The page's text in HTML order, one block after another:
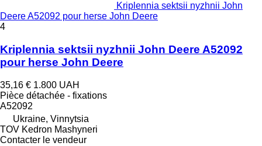
Kriplennia sektsii nyzhnii John
Deere A52092 pour herse John Deere
4
Kriplennia sektsii nyzhnii John Deere A52092
pour herse John Deere
35,16 € 1.800 UAH
Pièce détachée - fixations
A52092
Ukraine, Vinnytsia
TOV Kedron Mashyneri
Contacter le vendeur